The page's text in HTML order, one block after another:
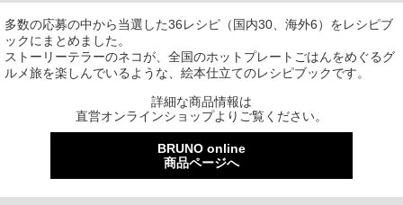
多数の応募の中から当選した36レシピ（国内30、海外6）をレシピブ
ックにまとめました。
ストーリーテラーのネコが、全国のホットプレートごはんをめぐるグ
ルメ旅を楽しんでいるような、絵本仕立てのレシピブックです。
詳細な商品情報は
直営オンラインショップよりご覧ください。
BRUNO online
商品ページへ